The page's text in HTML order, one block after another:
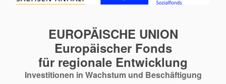
EUROPÄISCHE UNION
Europäischer Fonds
für regionale Entwicklung
Investitionen in Wachstum und Beschäftigung